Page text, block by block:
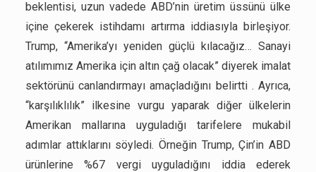
beklentisi, uzun vadede ABD’nin üretim üssünü ülke
içine çekerek istihdamı artırma iddiasıyla birleşiyor.
Trump, “Amerika’yı yeniden güçlü kılacağız… Sanayi
atılımımız Amerika için altın çağ olacak” diyerek imalat
sektörünü canlandırmayı amaçladığını belirtti . Ayrıca,
“karşılıklılık” ilkesine vurgu yaparak diğer ülkelerin
Amerikan mallarına uyguladığı tarifelere mukabil
adımlar attıklarını söyledi. Örneğin Trump, Çin’in ABD
ürünlerine %67 vergi uyguladığını iddia ederek